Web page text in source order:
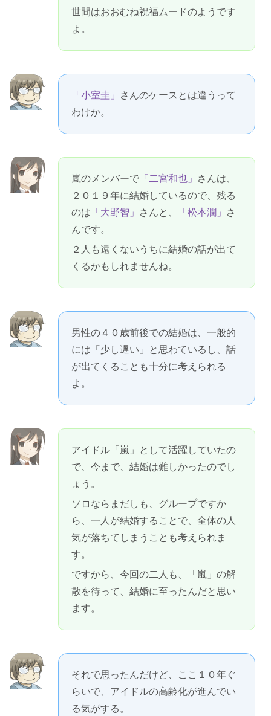
世間はおおむね祝福ムードのようです
よ。
「小室圭」
さんのケースとは違うって
わけか。
嵐のメンバーで 「二宮和也」
さんは、
２０１９年に結婚しているので、残る
のは 「大野智」 さんと、 「松本潤」
さ
んです。
２人も遠くないうちに結婚の話が出て
くるかもしれませんね。
男性の４０歳前後での結婚は、一般的
には「少し遅い」と思わているし、話
が出てくることも十分に考えられる
よ。
アイドル「嵐」として活躍していたの
で、今まで、結婚は難しかったのでし
ょう。
ソロならまだしも、グループですか
ら、一人が結婚することで、全体の人
気が落ちてしまうことも考えられま
す。
ですから、今回の二人も、「嵐」の解
散を待って、結婚に至ったんだと思い
ます。
それで思ったんだけど、ここ１０年ぐ
らいで、アイドルの高齢化が進んでい
る気がする。